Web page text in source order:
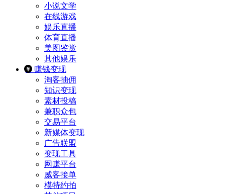
小说文学
在线游戏
娱乐直播
体育直播
美图鉴赏
其他娱乐
赚钱变现
淘客抽佣
知识变现
素材投稿
兼职众包
交易平台
新媒体变现
广告联盟
变现工具
网赚平台
威客接单
模特约拍